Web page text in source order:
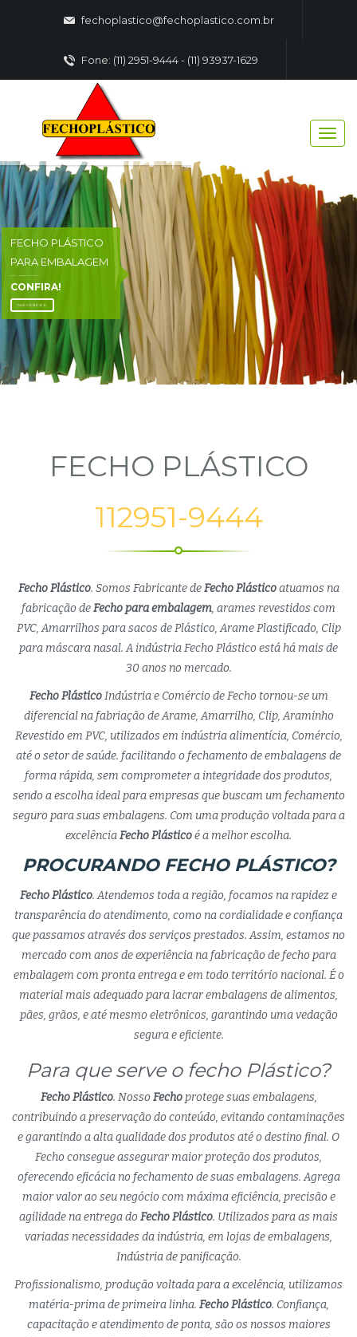
fechoplastico@fechoplastico.com.br
Fone: (11) 2951-9444 - (11) 93937-1629
FECHO PLÁSTICO
PARA EMBALAGEM
CONFIRA!
FALE CONOSCO
FECHO PLÁSTICO
112951-9444
Fecho Plástico. Somos Fabricante deFecho Plásticoatuamos na
fabricação deFecho para embalagem, arames revestidos com
PVC, Amarrilhos para sacos de Plástico, Arame Plastificado, Clip
para máscara nasal. A indústria Fecho Plástico está há mais de
30 anos no mercado.
Fecho PlásticoIndústria e Comércio de Fecho tornou-se um
diferencial na fabriação de Arame, Amarrilho, Clip, Araminho
Revestido em PVC, utilizados em indústria alimentícia, Comércio,
até o setor de saúde. facilitando o fechamento de embalagens de
forma rápida, sem comprometer a integridade dos produtos,
sendo a escolha ideal para empresas que buscam um fechamento
seguro para suas embalagens. Com uma produção voltada para a
excelênciaFecho Plásticoé a melhor escolha.
PROCURANDO FECHO PLÁSTICO?
Fecho Plástico. Atendemos toda a região, focamos na rapidez e
transparência do atendimento, como na cordialidade e confiança
que passamos através dos serviços prestados. Assim, estamos no
mercado com anos de experiência na fabricação de fecho para
embalagem com pronta entrega e em todo território nacional. É o
material mais adequado para lacrar embalagens de alimentos,
pães, grãos, e até mesmo eletrônicos, garantindo uma vedação
segura e eficiente.
Para que serve o fecho Plástico?
Fecho Plástico. Nosso Fechoprotege suas embalagens,
contribuindo a preservação do conteúdo, evitando contaminações
e garantindo a alta qualidade dos produtos até o destino final. O
Fecho consegue assegurar maior proteção dos produtos,
oferecendo eficácia no fechamento de suas embalagens. Agrega
maior valor ao seu negócio com máxima eficiência, precisão e
agilidade na entrega do Fecho Plástico. Utilizados para as mais
variadas necessidades da indústria, em lojas de embalagens,
Indústria de panificação.
Profissionalismo, produção voltada para a excelência, utilizamos
matéria-prima de primeira linha. Fecho Plástico. Confiança,
capacitação e atendimento de ponta, são os nossos maiores